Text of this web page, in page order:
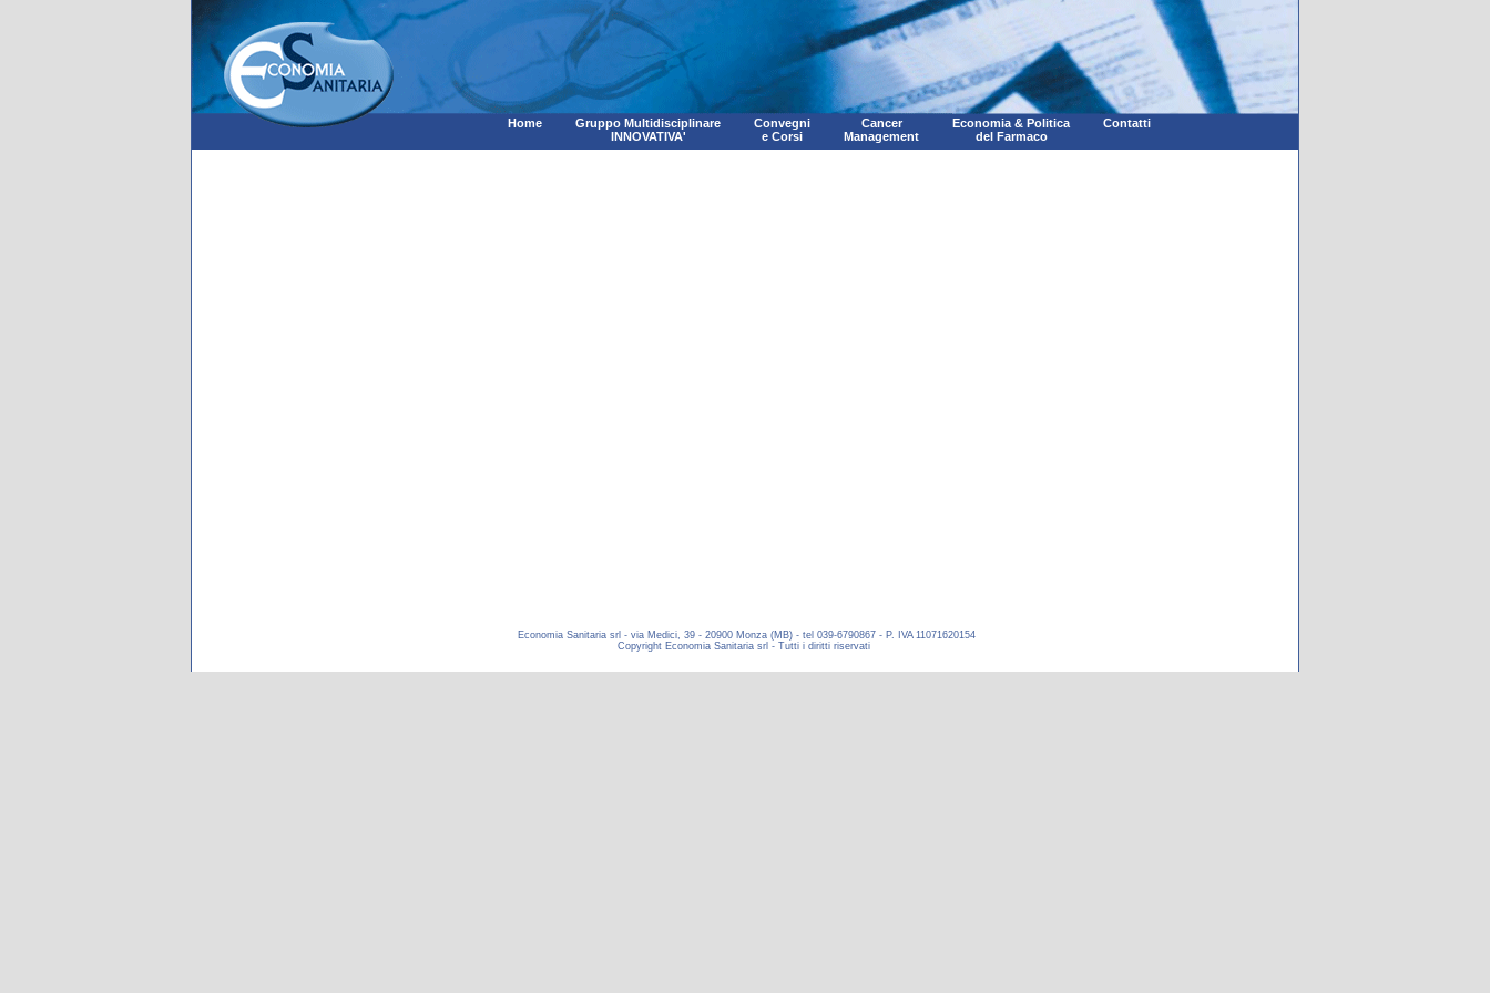
Home
Gruppo Multidisciplinare
INNOVATIVA'
Convegni
e Corsi
Cancer
Management
Economia & Politica
del Farmaco
Contatti
Economia Sanitaria srl - via Medici, 39 - 20900 Monza (MB) - tel 039-6790867 - P. IVA 11071620154
Copyright Economia Sanitaria srl - Tutti i diritti riservati